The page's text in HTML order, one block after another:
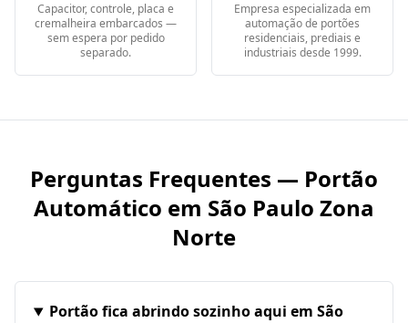
Capacitor, controle, placa e
cremalheira embarcados —
sem espera por pedido
separado.
Empresa especializada em
automação de portões
residenciais, prediais e
industriais desde 1999.
Perguntas Frequentes — Portão
Automático em São Paulo Zona
Norte
Portão fica abrindo sozinho aqui em São